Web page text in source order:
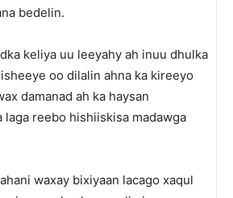
bedelin.
keliya uu leeyahy ah inuu dhulka
oo dilalin ahna ka kireeyo
damanad ah ka haysan
laga reebo hishiiskisa madawga
waxay bixiyaan lacago xaqul